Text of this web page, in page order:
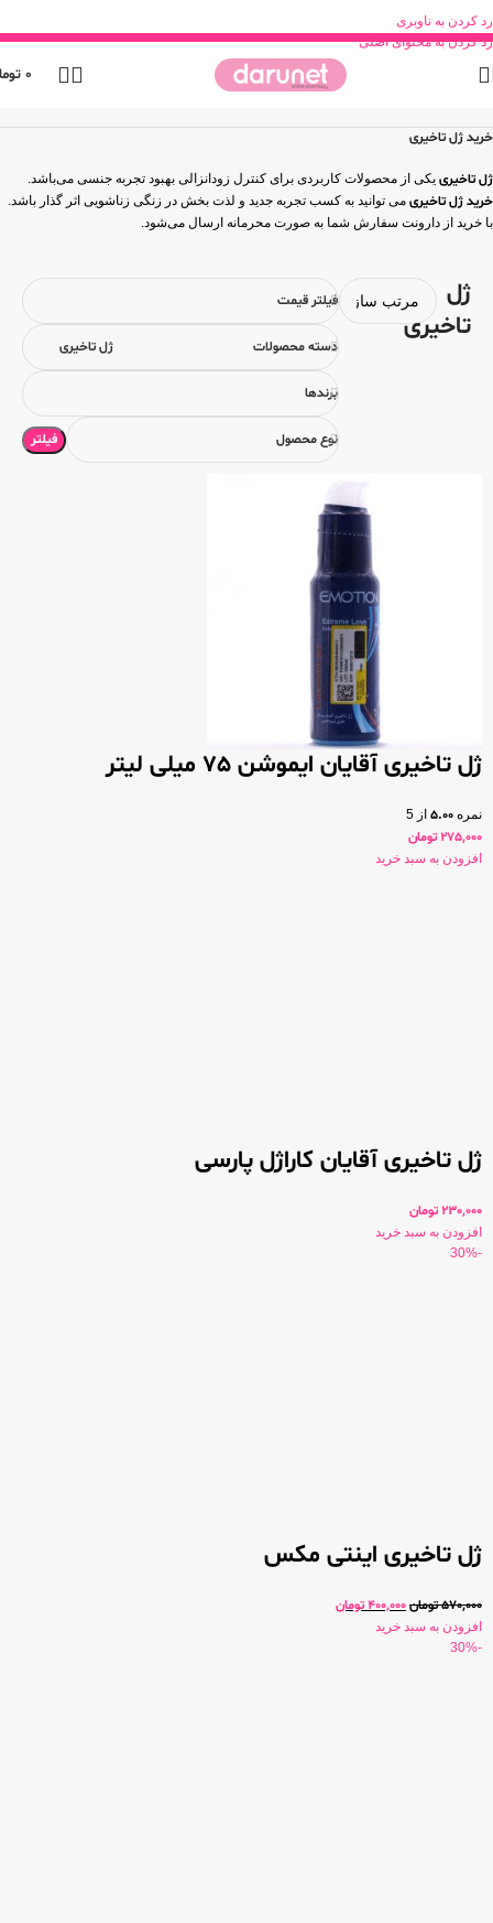
رد کردن به ناوبری
رد کردن به محتوای اصلی
0
خانه تاخیری موضعی ژل تاخیری
خرید ژل تاخیری
ژل تاخیری یکی از محصولات کاربردی برای کنترل زودانزالی بهبود تجربه جنسی می‌باشد.
خرید ژل تاخیری می توانید به کسب تجربه جدید و لذت بخش در زنگی زناشویی اثر گذار باشد.
با خرید از دارونت سفارش شما به صورت محرمانه ارسال می‌شود.
ژل
تاخیری
فیلتر قیمت
دسته محصولات ژل تاخیری
برندها
نوع محصول فیلتر
ژل تاخیری آقایان ایموشن 75 میلی لیتر
نمره 5.00 از 5
275,000 تومان
افزودن به سبد خرید
ژل تاخیری آقایان کاراژل پارسی
230,000 تومان
افزودن به سبد خرید
-30%
ژل تاخیری اینتی مکس
570,000تومان400,000 تومان
افزودن به سبد خرید
-30%